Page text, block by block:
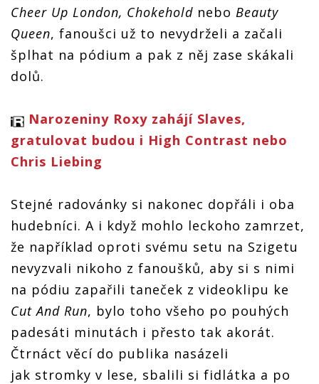
Cheer Up London, Chokehold nebo Beauty
Queen, fanoušci už to nevydrželi a začali
šplhat na pódium a pak z něj zase skákali
dolů.
Narozeniny Roxy zahájí Slaves,
gratulovat budou i High Contrast nebo
Chris Liebing
Stejné radovánky si nakonec dopřáli i oba
hudebníci. A i když mohlo leckoho zamrzet,
že například oproti svému setu na Szigetu
nevyzvali nikoho z fanoušků, aby si s nimi
na pódiu zapařili taneček z videoklipu ke
Cut And Run, bylo toho všeho po pouhých
padesáti minutách i přesto tak akorát.
Čtrnáct věcí do publika nasázeli
jak stromky v lese, sbalili si fidlátka a po